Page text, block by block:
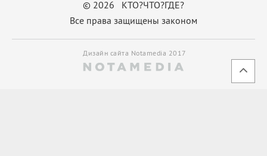
© 2026 КТО?ЧТО?ГДЕ?
Все права защищены законом
Дизайн сайта Notamedia 2017